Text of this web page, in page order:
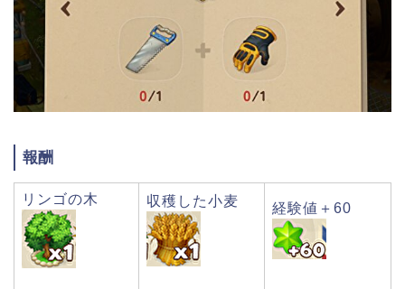
報酬
リンゴの木 収穫した小麦 経験値＋60